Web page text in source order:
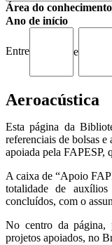
Área do conhecimento
Ano de início
Entre e
Aeroacústica
Esta página da
referenciais de bolsas
apoiada pela FAPESP,
A caixa de “Apoio
totalidade de
concluídos, com o
No centro da página,
projetos apoiados, no